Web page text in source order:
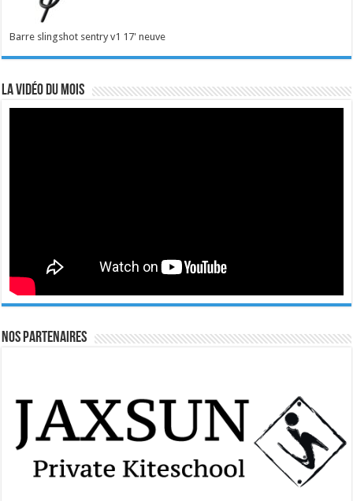
Barre slingshot sentry v1 17' neuve
La vidéo du mois
Nos Partenaires